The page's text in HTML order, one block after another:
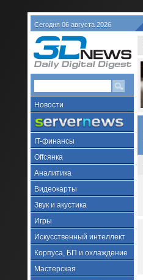
Сегодня 06 августа 2026
Новости
IT-финансы
Offсянка
Аналитика
Видеокарты
Звук и акустика
Игры
Искусственный интеллект
Корпуса, БП и охлаждение
Мастерская